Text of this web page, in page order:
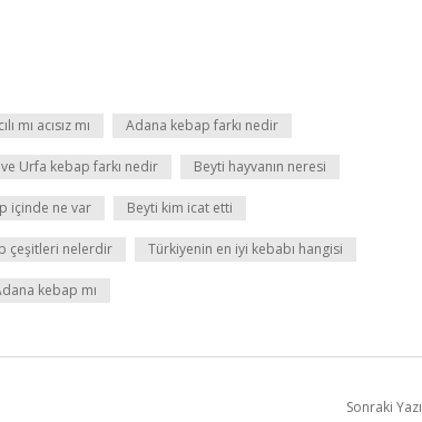
mı acısız mı Adana kebap farkı nedir
Urfa kebap farkı nedir Beyti hayvanın neresi
içinde ne var Beyti kim icat etti
çeşitleri nelerdir Türkiyenin en iyi kebabı hangisi
kebap mı
Sonraki Yazı